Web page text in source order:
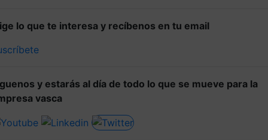
lo que te interesa y recíbenos en tu email
y estarás al día de todo lo que se mueve para la
vasca